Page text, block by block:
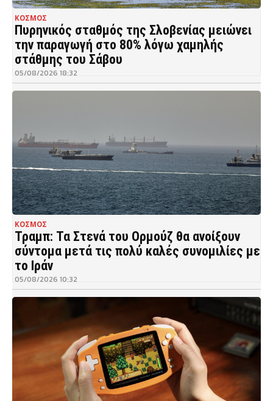
ΚΟΣΜΟΣ
Πυρηνικός σταθμός της Σλοβενίας μειώνει
την παραγωγή στο 80% λόγω χαμηλής
στάθμης του Σάβου
05/08/2026 18:32
ΚΟΣΜΟΣ
Τραμπ: Τα Στενά του Ορμούζ θα ανοίξουν
σύντομα μετά τις πολύ καλές συνομιλίες με
το Ιράν
05/08/2026 10:32